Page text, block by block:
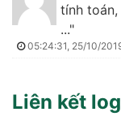
tính
..."
05:24:31, 25/10/
Liên kết